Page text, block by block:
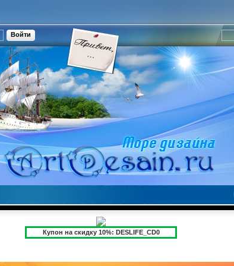
Купон на скидку 10%: DESLIFE_CD0